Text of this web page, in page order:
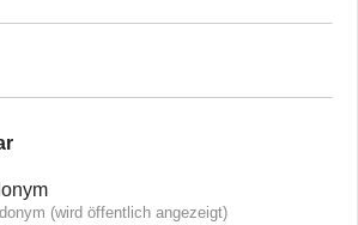
(wird öffentlich angezeigt)